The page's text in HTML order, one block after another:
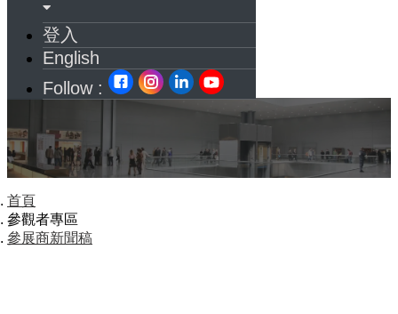
登入
English
Follow :
首頁
參觀者專區
參展商新聞稿